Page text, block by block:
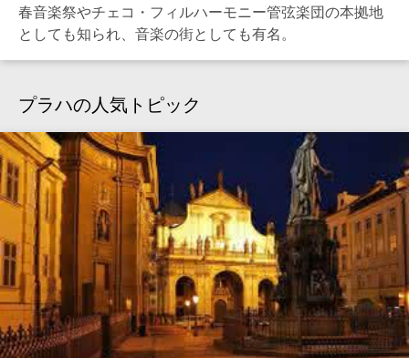
春音楽祭やチェコ・フィルハーモニー管弦楽団の本拠地
としても知られ、音楽の街としても有名。
プラハの人気トピック